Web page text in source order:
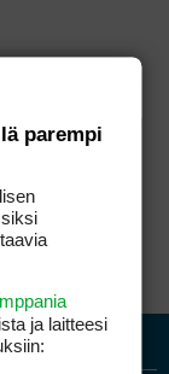
parempi
ja laitteesi